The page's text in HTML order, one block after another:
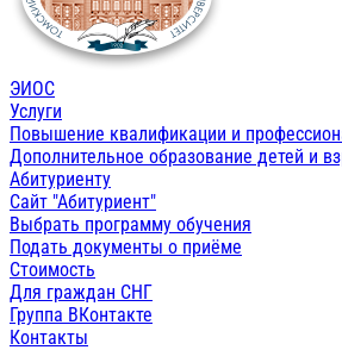
ЭИОС
Услуги
Повышение квалификации и
Дополнительное образование детей и
Абитуриенту
Сайт "Абитуриент"
Выбрать программу обучения
Подать документы о приёме
Стоимость
Для граждан СНГ
Группа ВКонтакте
Контакты